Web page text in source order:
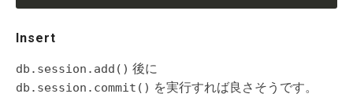
Insert
db.session.add() 後に
db.session.commit() を実行すれば良さそうです。